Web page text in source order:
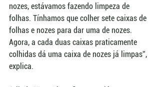
nozes, estávamos fazendo limpeza de
folhas. Tínhamos que colher sete caixas de
folhas e nozes para dar uma de nozes.
Agora, a cada duas caixas praticamente
colhidas dá uma caixa de nozes já limpas”,
explica.